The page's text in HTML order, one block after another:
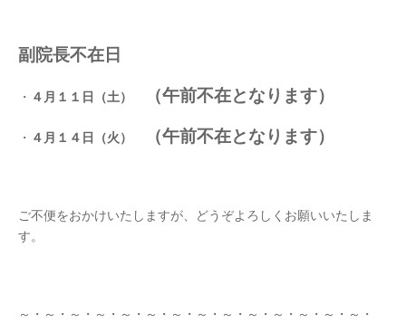
副院長不在日
・ ４月１１日（土） （午前不在となります）
・ ４月１４日（火） （午前不在となります）
ご不便をおかけいたしますが、どうぞよろしくお願いいたしま
す。
～・～・～・～・～・～・～・～・～・～・～・～・～・～・